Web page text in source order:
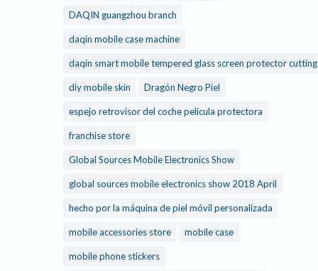
DAQIN guangzhou branch
daqin mobile case machine
daqin smart mobile tempered glass screen protector cutting
diy mobile skin Dragón Negro Piel
espejo retrovisor del coche película protectora
franchise store
Global Sources Mobile Electronics Show
global sources mobile electronics show 2018 April
hecho por la máquina de piel móvil personalizada
mobile accessories store mobile case
mobile phone stickers